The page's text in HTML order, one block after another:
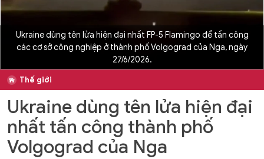
Ukraine dùng tên lửa hiện đại nhất FP-5 Flamingo để tấn công
các cơ sở công nghiệp ở thành phố Volgograd của Nga, ngày
27/6/2026.
Thế giới
Ukraine dùng tên lửa hiện đại
nhất tấn công thành phố
Volgograd của Nga